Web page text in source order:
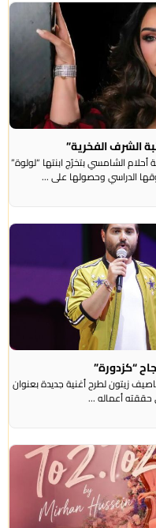
الشرف الفخرية”
الشامسي بتخرّج ابنتها “لولوة”
الدراسي وحصولها على ...
“كزدورة”
زيتون لطرح أغنية جديدة بعنوان
أعماله ...